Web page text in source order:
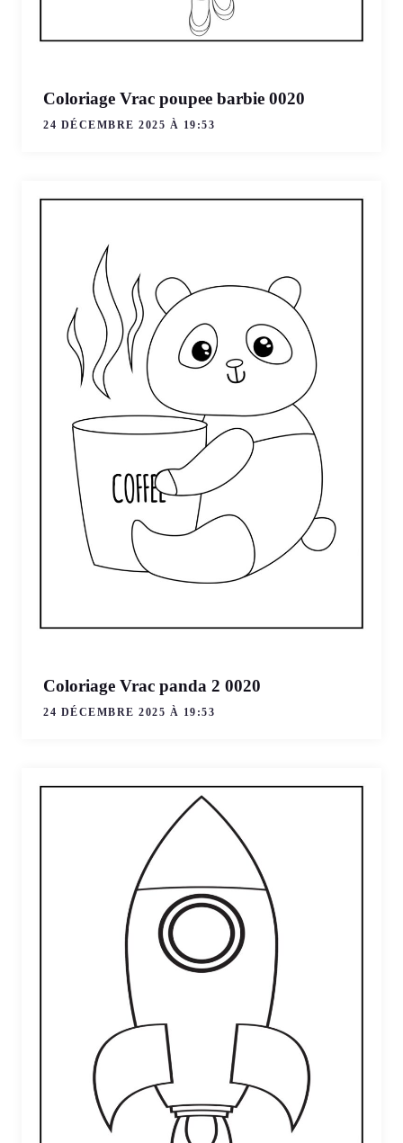
Coloriage Vrac poupee barbie 0020
24 DÉCEMBRE 2025 À 19:53
Coloriage Vrac panda 2 0020
24 DÉCEMBRE 2025 À 19:53